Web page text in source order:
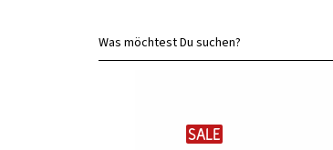
Was möchtest Du suchen?
SALE